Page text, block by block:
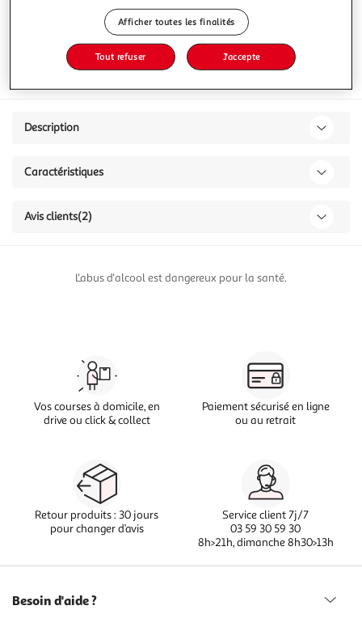
Description
Caractéristiques
Avis clients(2)
L'abus d'alcool est dangereux pour la santé.
Vos courses à domicile, en
drive ou click & collect
Paiement sécurisé en ligne
ou au retrait
Retour produits : 30 jours
pour changer d’avis
Service client 7j/7
03 59 30 59 30
8h>21h, dimanche 8h30>13h
Besoin d'aide ?
Afficher toutes les finalités
Tout refuser J'accepte